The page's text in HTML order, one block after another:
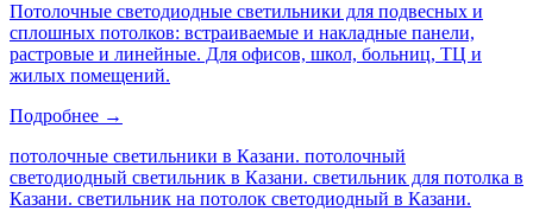
Потолочные светодиодные светильники для подвесных и
сплошных потолков: встраиваемые и накладные панели,
растровые и линейные. Для офисов, школ, больниц, ТЦ и
жилых помещений.
Подробнее →
потолочные светильники в Казани. потолочный
светодиодный светильник в Казани. светильник для потолка в
Казани. светильник на потолок светодиодный в Казани.